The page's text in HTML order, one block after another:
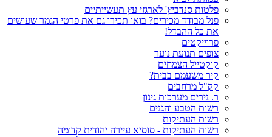
פלטות סנדביץ' לארגזי עץ תעשייתיים
פנל מבודד מכירים? בואו תכירו גם את פרטי הגמר שעושים
את כל ההבדל!
פרוייקטים
צופים תנועת נוער
קוקטייל הצמחים
קיר משעמם בבית?
קק"ל מרחבים
ר. נירים מערכות גינון
רשות הטבע והגנים
רשות העתיקות
רשות העתיקות - סוסיא עיירה יהודית קדומה